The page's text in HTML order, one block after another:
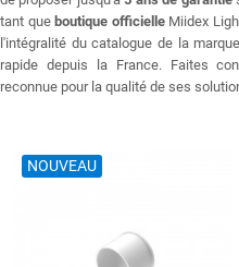
tant que boutique officielleMiidex
l'intégralité du catalogue de la
rapide depuis la France. Faites
reconnue pour la qualité de ses
NOUVEAU